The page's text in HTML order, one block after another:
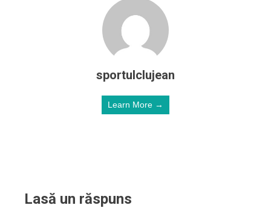
sportulclujean
Learn More →
Lasă un răspuns